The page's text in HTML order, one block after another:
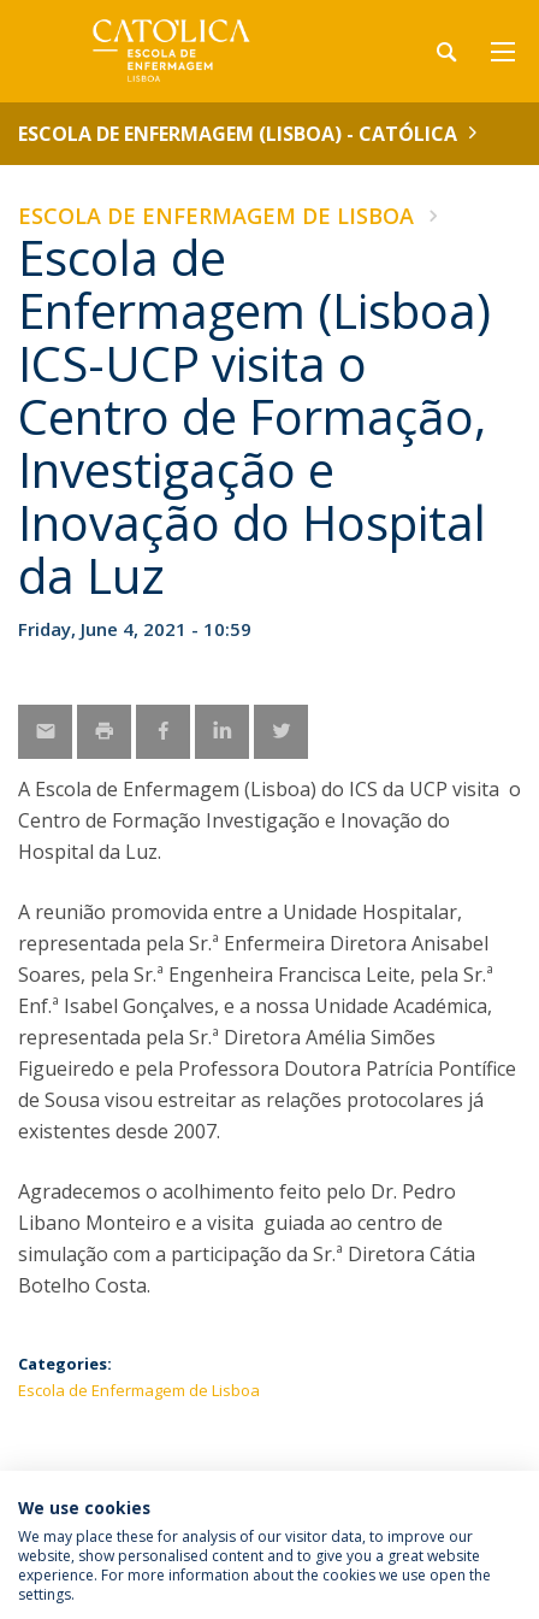
ESCOLA DE ENFERMAGEM (LISBOA) - CATÓLICA
ESCOLA DE ENFERMAGEM DE LISBOA
Escola de
Enfermagem (Lisboa)
ICS-UCP visita o
Centro de Formação,
Investigação e
Inovação do Hospital
da Luz
Friday, June 4, 2021 - 10:59
A Escola de Enfermagem (Lisboa) do ICS da UCP visita o
Centro de Formação Investigação e Inovação do
Hospital da Luz.
A reunião promovida entre a Unidade Hospitalar,
representada pela Sr.ª Enfermeira Diretora Anisabel
Soares, pela Sr.ª Engenheira Francisca Leite, pela Sr.ª
Enf.ª Isabel Gonçalves, e a nossa Unidade Académica,
representada pela Sr.ª Diretora Amélia Simões
Figueiredo e pela Professora Doutora Patrícia Pontífice
de Sousa visou estreitar as relações protocolares já
existentes desde 2007.
Agradecemos o acolhimento feito pelo Dr. Pedro
Libano Monteiro e a visita guiada ao centro de
simulação com a participação da Sr.ª Diretora Cátia
Botelho Costa.
Categories:
Escola de Enfermagem de Lisboa
LATEST NEWS
Política de Privacidade
Termos e Condições
We use cookies
We may place these for analysis of our visitor data, to improve our
website, show personalised content and to give you a great website
experience. For more information about the cookies we use open the
settings.